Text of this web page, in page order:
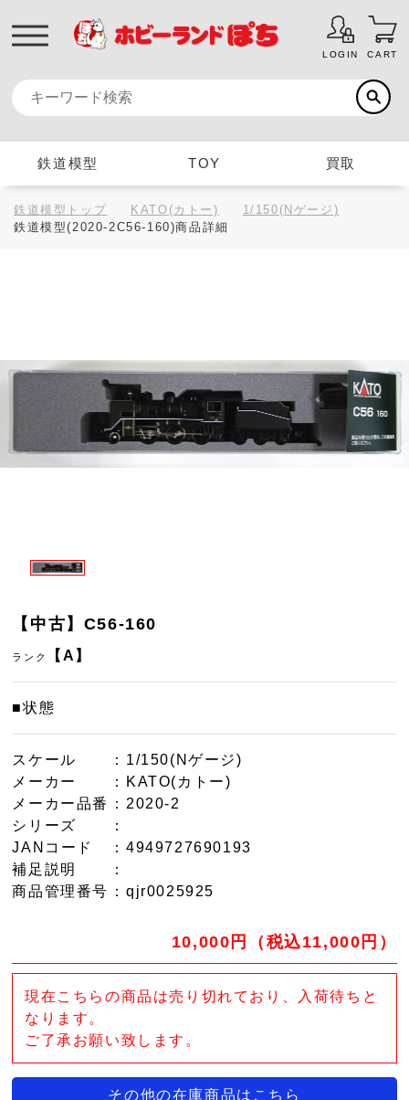
LOGIN CART
鉄道模型 TOY 買取
鉄道模型トップ KATO(カトー)
1/150(Nゲージ)
鉄道模型(2020-2C56-160)商品詳細
【中古】C56-160
ランク 【A】
■状態
スケール
：1/150(Nゲージ)
メーカー
：KATO(カトー)
メーカー品番
：2020-2
シリーズ
：
JANコード
：4949727690193
補足説明
：
商品管理番号 ：qjr0025925
10,000円（税込11,000円）
現在こちらの商品は売り切れており、入荷待ちと
なります。
ご了承お願い致します。
その他の在庫商品はこちら